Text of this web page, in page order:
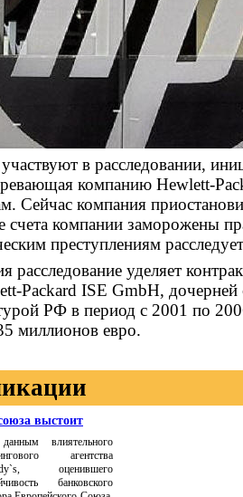
в расследовании,
компанию Hewlett-
Сейчас компания
счета компании заморожены
преступлениям
расследование уделяет
Packard ISE GmbH,
РФ в период с 2001 по
миллионов евро.
выстоит
влиятельного
агентства
оценившего
банковского